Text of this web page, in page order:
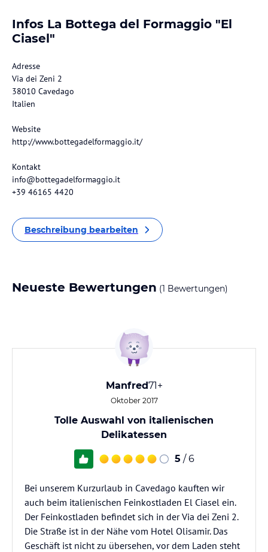
Infos La Bottega del Formaggio "El
Ciasel"
Adresse
Via dei Zeni 2
38010 Cavedago
Italien
Website
http://www.bottegadelformaggio.it/
Kontakt
info@bottegadelformaggio.it
+39 46165 4420
Beschreibung bearbeiten
Neueste Bewertungen (1 Bewertungen)
Manfred71+
Oktober 2017
Tolle Auswahl von italienischen
Delikatessen
5 / 6
Bei unserem Kurzurlaub in Cavedago kauften wir
auch beim italienischen Feinkostladen El Ciasel ein.
Der Feinkostladen befindet sich in der Via dei Zeni 2.
Die Straße ist in der Nähe vom Hotel Olisamir. Das
Geschäft ist nicht zu übersehen, vor dem Laden steht